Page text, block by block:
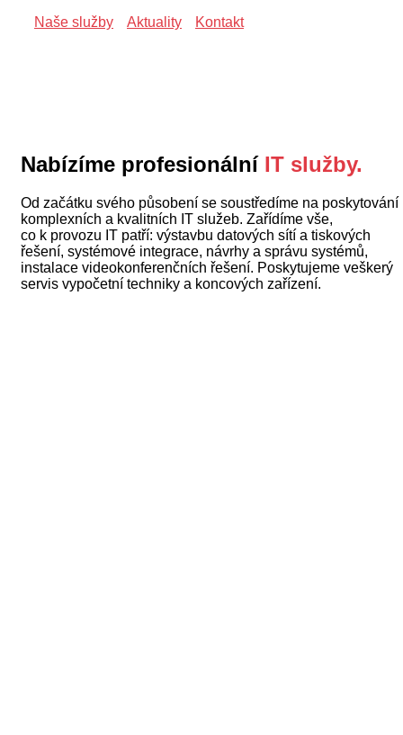
Naše služby
Aktuality Kontakt
Nabízíme profesionální IT služby.
Od začátku svého působení se soustředíme na poskytování
komplexních a kvalitních IT služeb. Zařídíme vše,
co k provozu IT patří: výstavbu datových sítí a tiskových
řešení, systémové integrace, návrhy a správu systémů,
instalace videokonferenčních řešení. Poskytujeme veškerý
servis vypočetní techniky a koncových zařízení.